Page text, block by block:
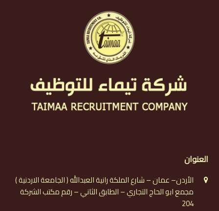
العنوان
الأردن– عمان – شارع الملكة رانية العبدالله ( الجامعة الاردنية )
مجمع ابو الحاج التجاري – الطابق الثاني – رقم مكتب الشركة
204